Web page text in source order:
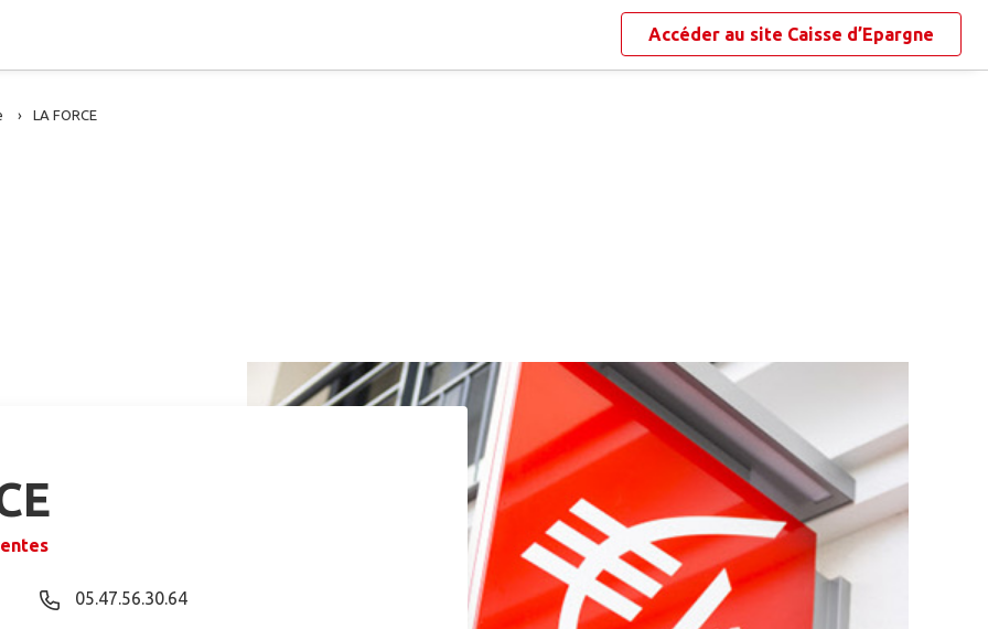
Accéder au site Caisse d’Epargne
LA FORCE
05.47.56.30.64